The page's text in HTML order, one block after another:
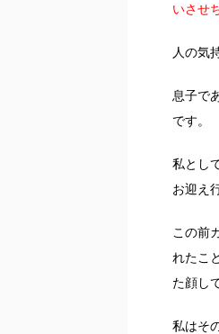
いさせ
人の気
息子で
です。
私とし
お迎え
この前
れたこ
た顔し
私はそ